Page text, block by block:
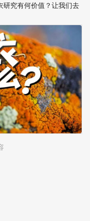
研究有何价值？让我们去